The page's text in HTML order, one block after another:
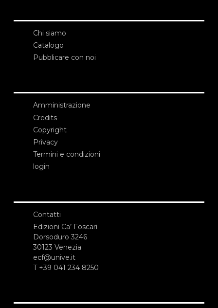
Chi siamo
Catalogo
Pubblicare con noi
Amministrazione
Credits
Copyright
Privacy
Termini e condizioni
login
Contatti
Edizioni Ca’ Foscari
Dorsoduro 3246
30123 Venezia
ecf@unive.it
T +39 041 234 8250